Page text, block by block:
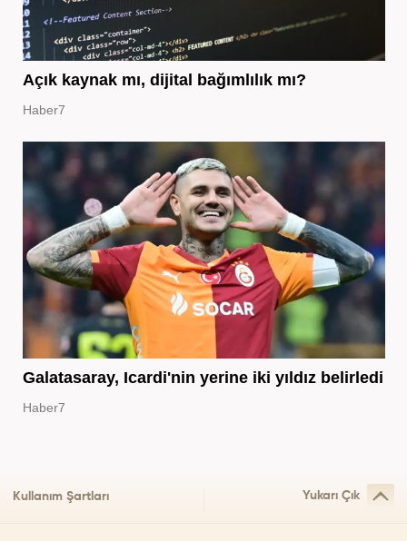
Açık kaynak mı, dijital bağımlılık mı?
Haber7
Galatasaray, Icardi'nin yerine iki yıldız belirledi
Haber7
Kullanım Şartları Yukarı Çık